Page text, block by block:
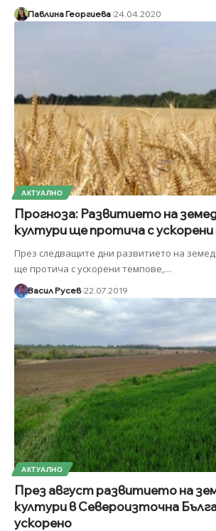
Павлина Георгиева 24.04.2020
АКТУАЛНО
Прогноза: Развитието на
култури ще протича с
През следващите дни развитието на
ще протича с ускорени темпове,…
Васил Русев 22.07.2019
АКТУАЛНО
През август развитието на
култури в Североизточна
ускорено